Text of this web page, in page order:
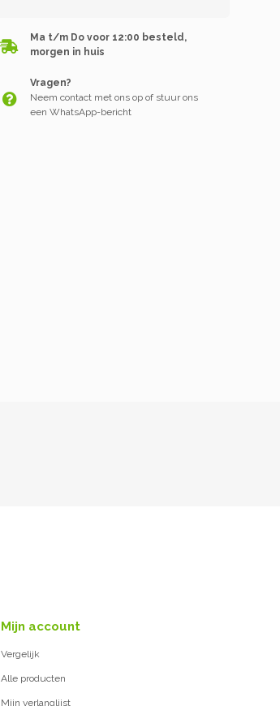
Ma t/m Do voor 12:00 besteld,
morgen in huis
Vragen?
Neem contact met ons op of stuur ons
een WhatsApp-bericht
Mijn account
Vergelijk
Alle producten
Mijn verlanglijst